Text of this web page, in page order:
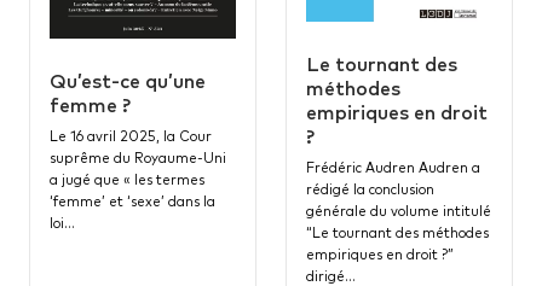
Qu’est-ce qu’une
femme ?
Le 16 avril 2025, la Cour
suprême du Royaume-Uni
a jugé que « les termes
‘femme’ et ‘sexe’ dans la
loi…
Le tournant des
méthodes
empiriques en droit
?
Frédéric Audren Audren a
rédigé la conclusion
générale du volume intitulé
“Le tournant des méthodes
empiriques en droit ?”
dirigé…